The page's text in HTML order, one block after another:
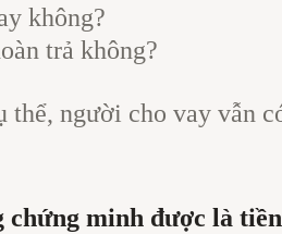
không?
trả không?
người cho vay vẫn
chứng minh được là